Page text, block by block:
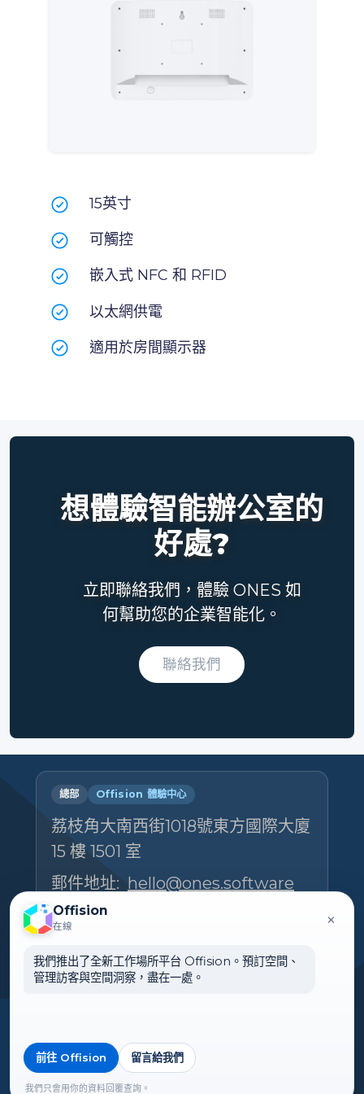
15英寸
可觸控
嵌入式 NFC 和 RFID
以太網供電
適用於房間顯示器
想體驗智能辦公室的
好處?
立即聯絡我們，體驗 ONES 如
何幫助您的企業智能化。
聯絡我們
總部 Offision 體驗中心
荔枝角大南西街1018號東方國際大廈
15 樓 1501 室
郵件地址: hello@ones.software
電話號碼:
©2026 ONES Software Ltd. All
Offision
在線 ×
我們推出了全新工作場所平台 Offision。預訂空間、
管理訪客與空間洞察，盡在一處。
前往 Offision 留言給我們
我們只會用你的資料回覆查詢。